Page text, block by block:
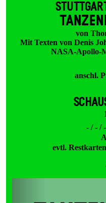
von
Mit Texten von Denis
NASA-Apollo-
anschl.
- / - /
evtl.